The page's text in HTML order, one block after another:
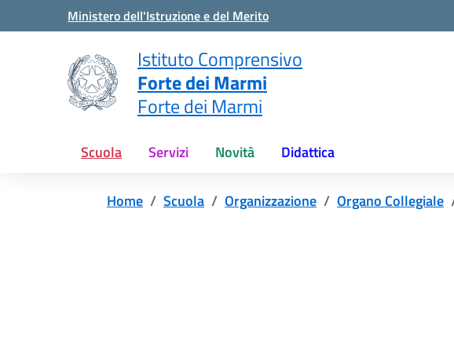
Vai ai contenuti
Vai al menu di navigazione
Ministero dell'Istruzione e del Merito
Istituto Comprensivo
Forte dei Marmi
Forte dei Marmi
Scuola Servizi Novità Didattica
Home Scuola Organizzazione Organo Collegiale